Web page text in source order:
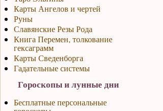
Карты Ангелов и чертей
Руны
Славянские Резы Рода
Книга Перемен, толкование
гексаграмм
Карты Сведенборга
Гадательные системы
Гороскопы и лунные дни
Бесплатные персональные